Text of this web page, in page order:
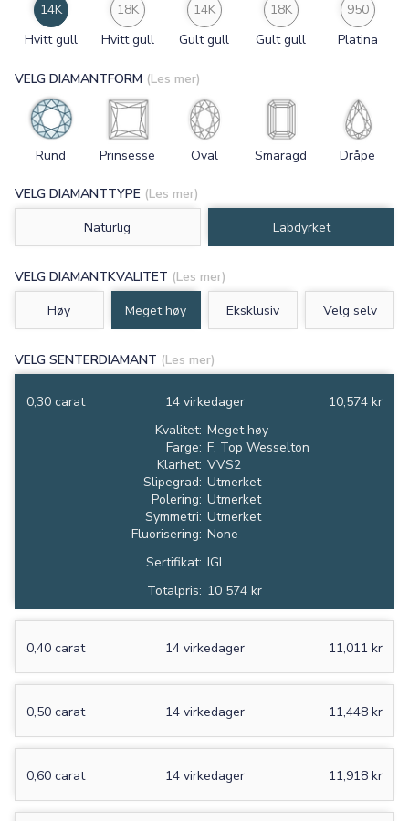
VELG DIAMANTTYPE (Les mer)
Naturlig
Labdyrket
VELG DIAMANTKVALITET (Les mer)
Høy
Meget høy Eksklusiv Velg selv
VELG SENTERDIAMANT (Les mer)
0,30 carat 10,574 kr
14 virkedager
Kvalitet: Meget høy
Farge: F, Top Wesselton
Klarhet: VVS2
Slipegrad: Utmerket
Polering: Utmerket
Symmetri: Utmerket
Fluorisering: None
Sertifikat: IGI
Totalpris: 10 574 kr
0,40 carat 11,011 kr
14 virkedager
0,50 carat 11,448 kr
14 virkedager
0,60 carat 11,918 kr
14 virkedager
14K
Hvitt gull
18K
Hvitt gull
14K
Gult gull
18K
Gult gull
950
Platina
VELG DIAMANTFORM (Les mer)
Rund Prinsesse Oval Smaragd Dråpe